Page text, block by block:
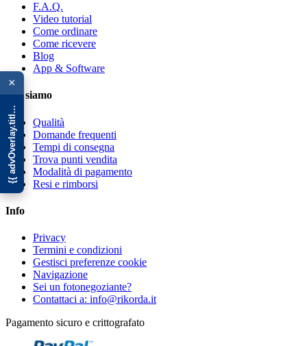
×
{{ advOverlay.title || 'Promo' }}
F.A.Q.
Video tutorial
Come ordinare
Come ricevere
Blog
App & Software
Chi siamo
Qualità
Domande frequenti
Tempi di consegna
Trova punti vendita
Modalità di pagamento
Resi e rimborsi
Info
Privacy
Termini e condizioni
Gestisci preferenze cookie
Navigazione
Sei un fotonegoziante?
Contattaci a: info@rikorda.it
Pagamento sicuro e crittografato